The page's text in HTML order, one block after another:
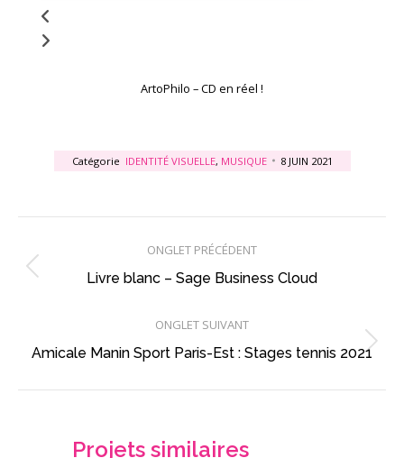
ArtoPhilo – CD en réel !
Catégorie IDENTITÉ VISUELLE, MUSIQUE 8 JUIN 2021
de
ONGLET PRÉCÉDENT
Onglet
Livre blanc – Sage Business Cloud
ONGLET SUIVANT
Projets
Amicale Manin Sport Paris-Est : Stages tennis 2021
Projets similaires